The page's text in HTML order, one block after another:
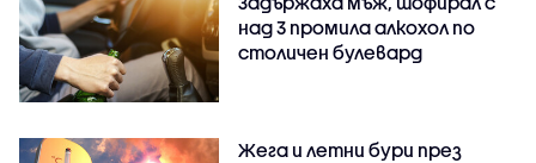
над 3 промила алкохол по
столичен булевард
Жега и летни бури през